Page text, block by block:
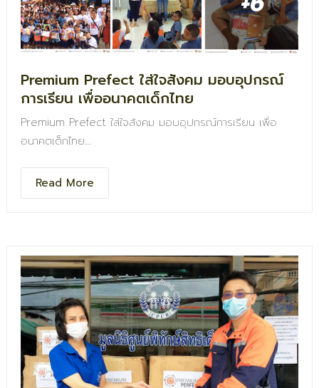
Premium Prefect ใส่ใจสังคม มอบอุปกรณ์
การเรียน เพื่ออนาคตเด็กไทย
Premium Prefect ใส่ใจสังคม มอบอุปกรณ์การเรียน เพื่อ
อนาคตเด็กไทย
ขอขอบคุณที่ทำให้เราได้ร่วมเป็นส่วนหนึ่งในกิจกรรมแห่งการแบ่ง
ปัน Premium Perfect จะยังคงมุ่งมั่นสนับสนุนเด็กไทย เพื่อ
Read More